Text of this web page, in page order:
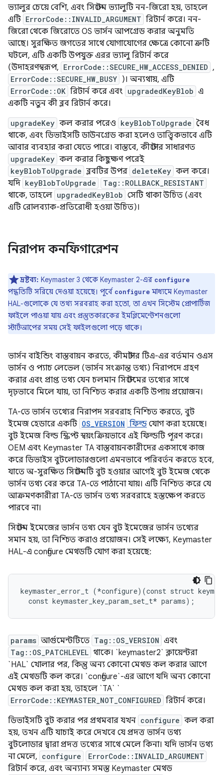
ভ্যালুর চেয়ে বেশি, এবং সিস্টেম ভ্যালুটি নন-জিরো হয়, তাহলে
এটি ErrorCode::INVALID_ARGUMENT রিটার্ন করে। নন-
জিরো থেকে জিরোতে OS ভার্সন আপগ্রেড করার অনুমতি
আছে। সুরক্ষিত জগতের সাথে যোগাযোগের ক্ষেত্রে কোনো ত্রুটি
ঘটলে, এটি একটি উপযুক্ত এরর ভ্যালু রিটার্ন করে
(উদাহরণস্বরূপ, ErrorCode::SECURE_HW_ACCESS_DENIED ,
ErrorCode::SECURE_HW_BUSY )। অন্যথায়, এটি
ErrorCode::OK রিটার্ন করে এবং upgradedKeyBlob এ
একটি নতুন কী ব্লব রিটার্ন করে।
upgradeKey কল করার পরেও keyBlobToUpgrade বৈধ
থাকে, এবং ডিভাইসটি ডাউনগ্রেড করা হলেও তাত্ত্বিকভাবে এটি
আবার ব্যবহার করা যেতে পারে। বাস্তবে, কীস্টোর সাধারণত
upgradeKey কল করার কিছুক্ষণ পরেই
keyBlobToUpgrade ব্লবটির উপর deleteKey কল করে।
যদি keyBlobToUpgrade Tag::ROLLBACK_RESISTANT
থাকে, তাহলে upgradedKeyBlob সেটি থাকা উচিত (এবং
এটি রোলব্যাক-প্রতিরোধী হওয়া উচিত)।
নিরাপদ কনফিগারেশন
দ্রষ্টব্য: Keymaster 3 থেকে Keymaster 2-এর configure
পদ্ধতিটি সরিয়ে দেওয়া হয়েছে। পূর্বে configure মাধ্যমে Keymaster
HAL-গুলোকে যে তথ্য সরবরাহ করা হতো, তা এখন সিস্টেম প্রোপার্টিজ
ফাইলে পাওয়া যায় এবং প্রস্তুতকারকের ইমপ্লিমেন্টেশনগুলো
স্টার্টআপের সময় সেই ফাইলগুলো পড়ে থাকে।
ভার্সন বাইন্ডিং বাস্তবায়ন করতে, কীমাস্টার টিএ-এর বর্তমান ওএস
ভার্সন ও প্যাচ লেভেল (ভার্সন সংক্রান্ত তথ্য) নিরাপদে গ্রহণ
করার এবং প্রাপ্ত তথ্য যেন চলমান সিস্টেমের তথ্যের সাথে
দৃঢ়ভাবে মিলে যায়, তা নিশ্চিত করার একটি উপায় প্রয়োজন।
TA-তে ভার্সন তথ্যের নিরাপদ সরবরাহ নিশ্চিত করতে, বুট
ইমেজ হেডারে একটি OS_VERSION ফিল্ডযোগ করা হয়েছে।
বুট ইমেজ বিল্ড স্ক্রিপ্ট স্বয়ংক্রিয়ভাবে এই ফিল্ডটি পূরণ করে।
OEM এবং Keymaster TA বাস্তবায়নকারীদের একসাথে কাজ
করে ডিভাইস বুটলোডারগুলো এমনভাবে পরিবর্তন করতে হবে,
যাতে অ-সুরক্ষিত সিস্টেমটি বুট হওয়ার আগেই বুট ইমেজ থেকে
ভার্সন তথ্য বের করে TA-তে পাঠানো যায়। এটি নিশ্চিত করে যে
আক্রমণকারীরা TA-তে ভার্সন তথ্য সরবরাহে হস্তক্ষেপ করতে
পারবে না।
সিস্টেম ইমেজের ভার্সন তথ্য যেন বুট ইমেজের ভার্সন তথ্যের
সমান হয়, তা নিশ্চিত করাও প্রয়োজন। সেই লক্ষ্যে, Keymaster
HAL-এ configure মেথডটি যোগ করা হয়েছে:
keymaster_error_t (*configure)(const struct
params আর্গুমেন্টটিতে Tag::OS_VERSION এবং
Tag::OS_PATCHLEVEL থাকে। `keymaster2` ক্লায়েন্টরা
`HAL` খোলার পর, কিন্তু অন্য কোনো মেথড কল করার আগে
এই মেথডটি কল করে। `configure`-এর আগে যদি অন্য কোনো
মেথড কল করা হয়, তাহলে `TA` `
ErrorCode::KEYMASTER_NOT_CONFIGURED রিটার্ন করে।
ডিভাইসটি বুট করার পর প্রথমবার যখন configure কল করা
হয়, তখন এটি যাচাই করে দেখবে যে প্রদত্ত ভার্সন তথ্য
বুটলোডার দ্বারা প্রদত্ত তথ্যের সাথে মেলে কিনা। যদি ভার্সন তথ্য
না মেলে, configure ErrorCode::INVALID_ARGUMENT
রিটার্ন করে, এবং অন্যান্য সমস্ত Keymaster মেথড